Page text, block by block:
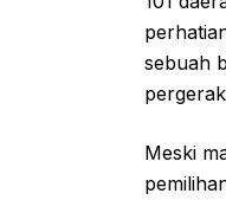
sebuah
Meski